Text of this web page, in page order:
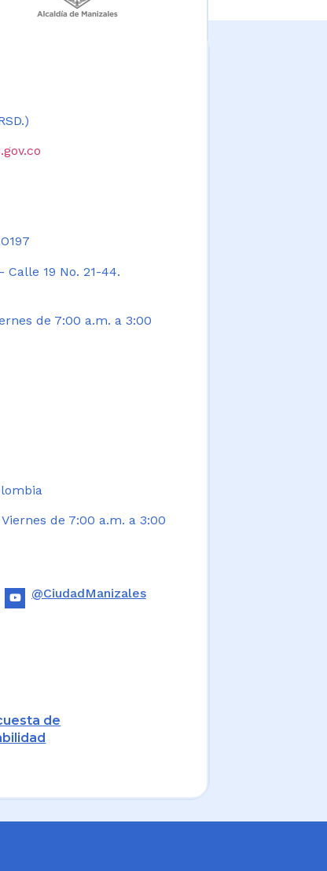
19 No. 21-44.
de 7:00 a.m. a 3:00
de 7:00 a.m. a 3:00
@CiudadManizales
de